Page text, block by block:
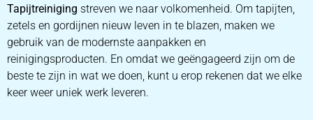
ZETEL REINIGEN DOOR
PROFESSIONALS
Tapijtreiniging streven we naar volkomenheid. Om tapijten,
zetels en gordijnen nieuw leven in te blazen, maken we
gebruik van de modernste aanpakken en
reinigingsproducten. En omdat we geëngageerd zijn om de
beste te zijn in wat we doen, kunt u erop rekenen dat we elke
keer weer uniek werk leveren.